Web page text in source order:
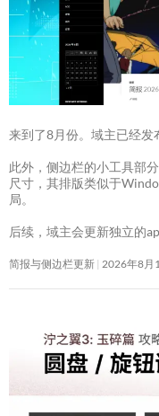
来到了8月份。域主已经发
此外，侧边栏的小工具部
尺寸，其排版类似于
局。
后续，域主会更新独立的
简报与侧边栏更新 2026年8月